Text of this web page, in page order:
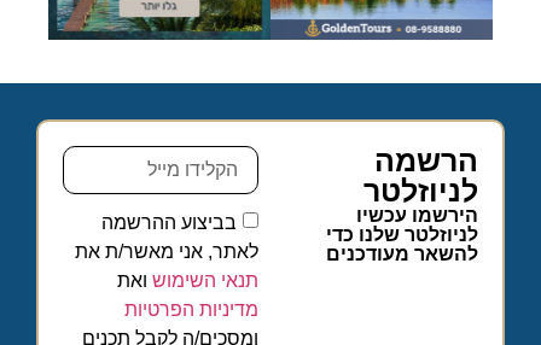
הרשמה
לניוזלטר
הירשמו עכשיו
לניוזלטר שלנו כדי
להשאר מעודכנים
בביצוע ההרשמה
לאתר, אני מאשר/ת את
תנאי השימוש ואת
מדיניות הפרטיות
ומסכים/ה לקבל תכנים